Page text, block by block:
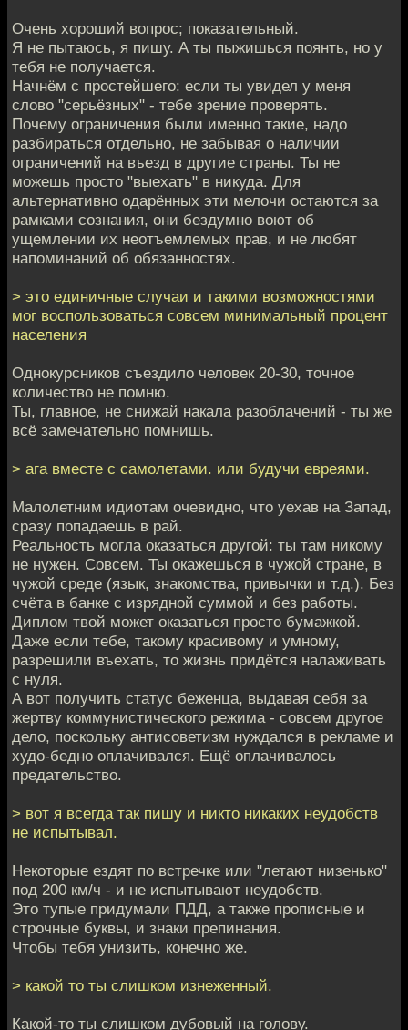
Очень хороший вопрос; показательный.
Я не пытаюсь, я пишу. А ты пыжишься поянть, но у
тебя не получается.
Начнём с простейшего: если ты увидел у меня
слово "серьёзных" - тебе зрение проверять.
Почему ограничения были именно такие, надо
разбираться отдельно, не забывая о наличии
ограничений на въезд в другие страны. Ты не
можешь просто "выехать" в никуда. Для
альтернативно одарённых эти мелочи остаются за
рамками сознания, они бездумно воют об
ущемлении их неотъемлемых прав, и не любят
напоминаний об обязанностях.
> это единичные случаи и такими возможностями
мог воспользоваться совсем минимальный процент
населения
Однокурсников съездило человек 20-30, точное
количество не помню.
Ты, главное, не снижай накала разоблачений - ты же
всё замечательно помнишь.
> ага вместе с самолетами. или будучи евреями.
Малолетним идиотам очевидно, что уехав на Запад,
сразу попадаешь в рай.
Реальность могла оказаться другой: ты там никому
не нужен. Совсем. Ты окажешься в чужой стране, в
чужой среде (язык, знакомства, привычки и т.д.). Без
счёта в банке с изрядной суммой и без работы.
Диплом твой может оказаться просто бумажкой.
Даже если тебе, такому красивому и умному,
разрешили въехать, то жизнь придётся налаживать
с нуля.
А вот получить статус беженца, выдавая себя за
жертву коммунистического режима - совсем другое
дело, поскольку антисоветизм нуждался в рекламе и
худо-бедно оплачивался. Ещё оплачивалось
предательство.
> вот я всегда так пишу и никто никаких неудобств
не испытывал.
Некоторые ездят по встречке или "летают низенько"
под 200 км/ч - и не испытывают неудобств.
Это тупые придумали ПДД, а также прописные и
строчные буквы, и знаки препинания.
Чтобы тебя унизить, конечно же.
> какой то ты слишком изнеженный.
Какой-то ты слишком дубовый на голову.